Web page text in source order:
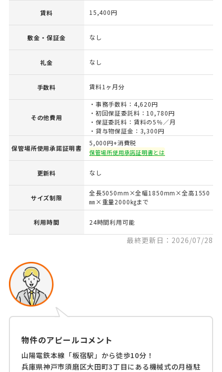
賃料 15,400円
敷金・保証金 なし
礼金 なし
手数料 賃料1ヶ月分
その他費用
・事務手数料：4,620円
・初回保証委託料：10,780円
・保証委託料：賃料の5％／月
・貸与物保証金：3,300円
保管場所使用承諾証明書
5,000円+消費税
保管場所使用承諾証明書とは
更新料 なし
サイズ制限
全長5050mm×全幅1850mm×全高1550
㎜×重量2000㎏まで
利用時間 24時間利用可能
最終更新日：2026/07/28
物件のアピールコメント
山陽電鉄本線「板宿駅」から徒歩10分！
兵庫県神戸市須磨区大田町3丁目にある機械式の月極駐